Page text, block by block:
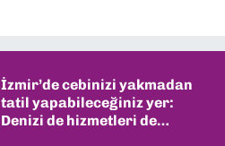
İzmir’de cebinizi yakmadan
tatil yapabileceğiniz yer:
Denizi de hizmetleri de